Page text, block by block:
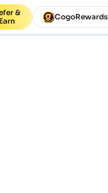
&
Earn
CogoRewards